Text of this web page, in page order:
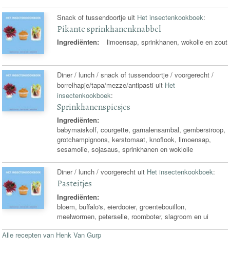
Snack of tussendoortje uit Het insectenkookboek:
Pikante sprinkhanenknabbel
Ingrediënten: limoensap, sprinkhanen, wokolie en zout
Diner / lunch / snack of tussendoortje / voorgerecht /
borrelhapje/tapa/mezze/antipasti uit Het
insectenkookboek:
Sprinkhanenspiesjes
Ingrediënten:
babymaiskolf, courgette, garnalensambal, gembersiroop,
grotchampignons, kerstomaat, knoflook, limoensap,
sesamolie, sojasaus, sprinkhanen en woklolie
Diner / lunch / voorgerecht uit Het insectenkookboek:
Pasteitjes
Ingrediënten:
bloem, buffalo's, eierdooier, groentebouillon,
meelwormen, peterselie, roomboter, slagroom en ui
Alle recepten van Henk Van Gurp